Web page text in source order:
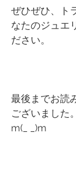
ぜひぜひ、ト
なたのジュエ
ださい。
最後までお読
ございました。
m(_ _)m